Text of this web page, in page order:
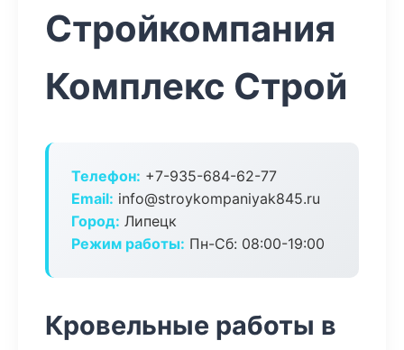
Стройкомпания
Комплекс Строй
Телефон: +7-935-684-62-77
Email: info@stroykompaniyak845.ru
Город: Липецк
Режим работы: Пн-Сб: 08:00-19:00
Кровельные работы в